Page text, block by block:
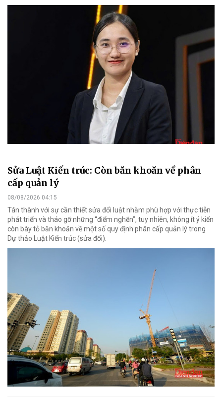
Sửa Luật Kiến trúc: Còn băn khoăn về phân
cấp quản lý
08/08/2026 04:15
Tán thành với sự cần thiết sửa đổi luật nhằm phù hợp với thực tiễn
phát triển và tháo gỡ những “điểm nghẽn”, tuy nhiên, không ít ý kiến
còn bày tỏ băn khoăn về một số quy định phân cấp quản lý trong
Dự thảo Luật Kiến trúc (sửa đổi).